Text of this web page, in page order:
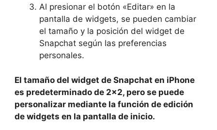
Al presionar el botón «Editar» en ⁣la
pantalla de widgets, se pueden cambiar
el tamaño y la posición del ​widget​ de ​
Snapchat según⁤ las preferencias⁤
personales.
El tamaño del widget de​ Snapchat en iPhone
es predeterminado⁣ de 2×2, pero se puede
personalizar ​mediante la función de edición
de widgets en la​ pantalla de inicio.